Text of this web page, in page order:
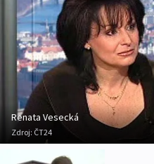
Renata Vesecká
Zdroj: ČT24